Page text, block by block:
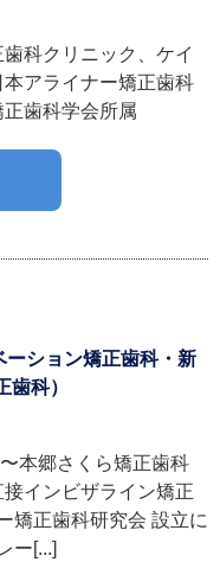
科クリニック、ケイ
アライナー矯正歯科
歯科学会所属
ーション矯正歯科・新
歯科）
本郷さくら矯正歯科
インビザライン矯正
矯正歯科研究会 設立に
ー[...]